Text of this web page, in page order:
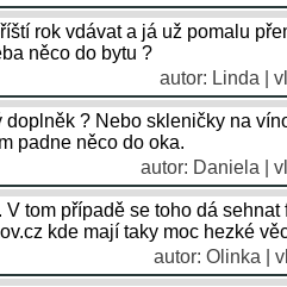
rok vdávat a já už pomalu
něco do bytu ?
autor: Linda |
? Nebo skleničky na
padne něco do oka.
autor: Daniela |
tom případě se toho dá
kde mají taky moc hezké
autor: Olinka |